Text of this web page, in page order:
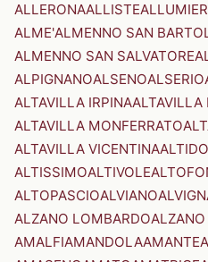
ALLERONAALLISTE
ALME'ALMENNO SAN
ALMENNO SAN SALVATORE
ALPIGNANOALSENOALSERIO
ALTAVILLA IRPINAALTAVILLA
ALTAVILLA MONFERRATO
ALTAVILLA VICENTINA
ALTISSIMOALTIVOLE
ALTOPASCIOALVIANO
ALZANO LOMBARDO
AMALFIAMANDOLAAMANTEA